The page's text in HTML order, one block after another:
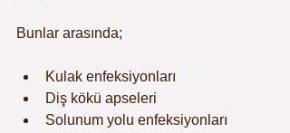
Bunlar arasında;
Kulak enfeksiyonları
Diş kökü apseleri
Solunum yolu enfeksiyonları